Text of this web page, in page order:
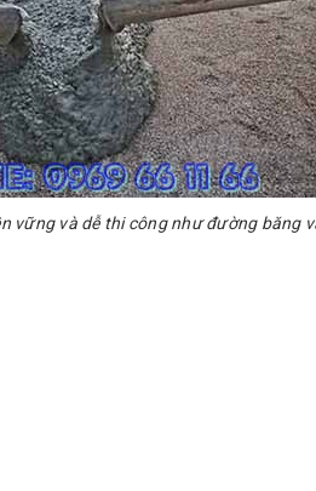
vững và dễ thi công như đường băng